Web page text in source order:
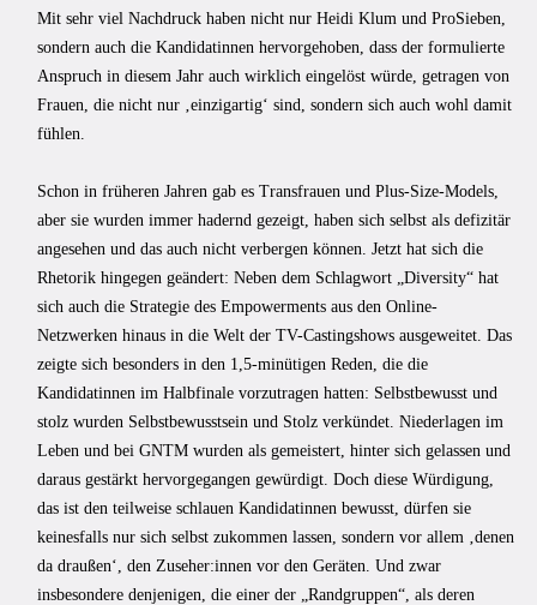
Mit sehr viel Nachdruck haben nicht nur Heidi Klum und ProSieben,
sondern auch die Kandidatinnen hervorgehoben, dass der formulierte
Anspruch in diesem Jahr auch wirklich eingelöst würde, getragen von
Frauen, die nicht nur ‚einzigartig‘ sind, sondern sich auch wohl damit
fühlen.
Schon in früheren Jahren gab es Transfrauen und Plus-Size-Models,
aber sie wurden immer hadernd gezeigt, haben sich selbst als defizitär
angesehen und das auch nicht verbergen können. Jetzt hat sich die
Rhetorik hingegen geändert: Neben dem Schlagwort „Diversity“ hat
sich auch die Strategie des Empowerments aus den Online-
Netzwerken hinaus in die Welt der TV-Castingshows ausgeweitet. Das
zeigte sich besonders in den 1,5-minütigen Reden, die die
Kandidatinnen im Halbfinale vorzutragen hatten: Selbstbewusst und
stolz wurden Selbstbewusstsein und Stolz verkündet. Niederlagen im
Leben und bei GNTM wurden als gemeistert, hinter sich gelassen und
daraus gestärkt hervorgegangen gewürdigt. Doch diese Würdigung,
das ist den teilweise schlauen Kandidatinnen bewusst, dürfen sie
keinesfalls nur sich selbst zukommen lassen, sondern vor allem ‚denen
da draußen‘, den Zuseher:innen vor den Geräten. Und zwar
insbesondere denjenigen, die einer der „Randgruppen“, als deren